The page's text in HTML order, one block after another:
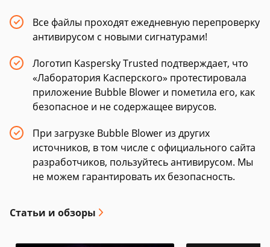
Все файлы проходят ежедневную перепроверку
антивирусом с новыми сигнатурами!
Логотип Kaspersky Trusted подтверждает, что
«Лаборатория Касперского» протестировала
приложение Bubble Blower и пометила его, как
безопасное и не содержащее вирусов.
При загрузке Bubble Blower из других
источников, в том числе с официального сайта
разработчиков, пользуйтесь антивирусом. Мы
не можем гарантировать их безопасность.
Статьи и обзоры